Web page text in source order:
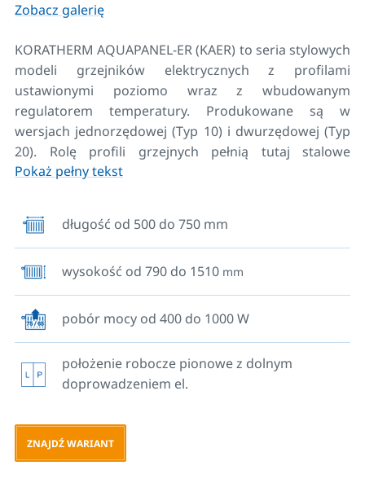
Zobacz galerię
KORATHERM AQUAPANEL-ER (KAER) to seria stylowych
modeli grzejników elektrycznych z profilami
ustawionymi poziomo wraz z wbudowanym
regulatorem temperatury. Produkowane są w
wersjach jednorzędowej (Typ 10) i dwurzędowej (Typ
20). Rolę profili grzejnych pełnią tutaj stalowe
zamknięte elementy o przekroju prostokątnym 70 x
owalny 50 x 30 mm.
Grzejniki elektryczne w wersji - ER są wyposażone w
grzałkę elektryczną z elektronicznym regulatorem
temperatury powietrza w pomieszczeniu. Grzejniki są
standardowo dostarczane w kolorze białym (RAL
9016) i zawierają w zestawie grzałkę elektryczną z
białym regulatorem i białym kablem zasilającym.
Grzejnik w wersji - ER można także zamówić w kolorze
z grzałką elektryczną z chromowanym regulatorem i
srebrnym kablem zasilającym. Grzejnik elektryczny
Pokaż pełny tekst
długość od 500 do 750 mm
wysokość od 790 do 1510 mm
pobór mocy od 400 do 1000 W
położenie robocze pionowe z dolnym
doprowadzeniem el.
ZNAJDŹ WARIANT